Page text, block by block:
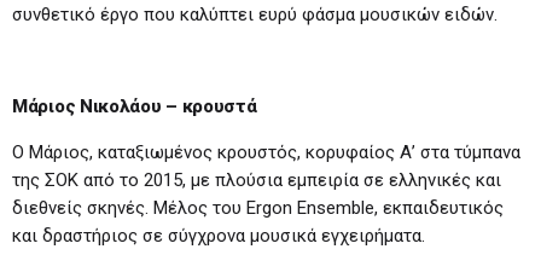
συνθετικό έργο που καλύπτει ευρύ φάσμα μουσικών ειδών.
Μάριος Νικολάου – κρουστά
Ο Μάριος, καταξιωμένος κρουστός, κορυφαίος Α’ στα τύμπανα
της ΣΟΚ από το 2015, με πλούσια εμπειρία σε ελληνικές και
διεθνείς σκηνές. Μέλος του Ergon Ensemble, εκπαιδευτικός
και δραστήριος σε σύγχρονα μουσικά εγχειρήματα.